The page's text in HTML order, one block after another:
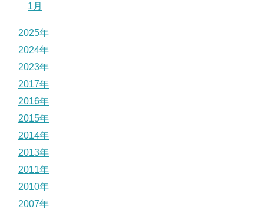
1月
2025年
2024年
2023年
2017年
2016年
2015年
2014年
2013年
2011年
2010年
2007年